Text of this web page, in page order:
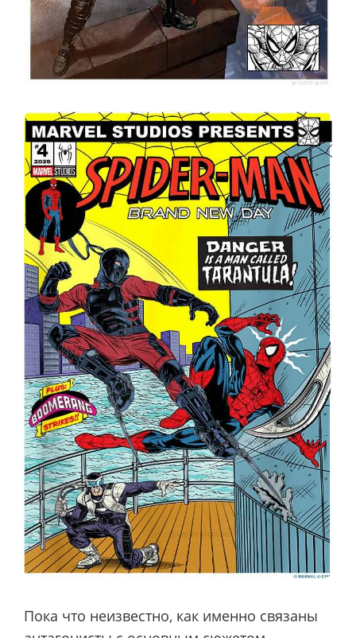
Пока что неизвестно, как именно связаны